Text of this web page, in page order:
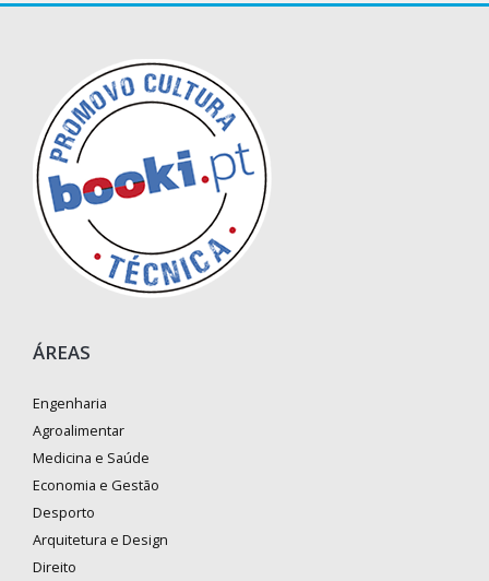
ÁREAS
Engenharia
Agroalimentar
Medicina e Saúde
Economia e Gestão
Desporto
Arquitetura e Design
Direito